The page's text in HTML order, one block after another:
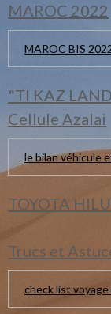
MAROC 2022
MAROC BIS
"TI KAZ
Cellule Azalai
le bilan véhicule
TOYOTA
Trucs et
check list voyage